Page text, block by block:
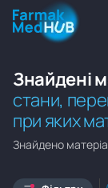
Знайдені
стани,
при яких
Знайдено